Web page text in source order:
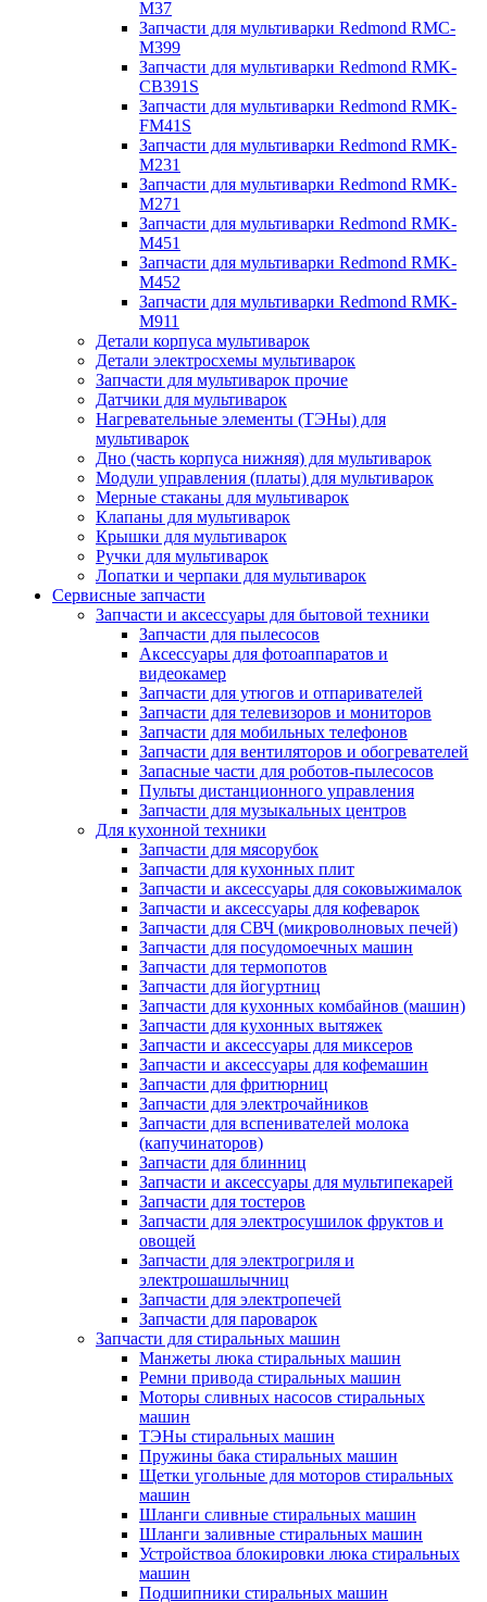
M37
Запчасти для мультиварки Redmond RMC-
M399
Запчасти для мультиварки Redmond RMK-
CB391S
Запчасти для мультиварки Redmond RMK-
FM41S
Запчасти для мультиварки Redmond RMK-
M231
Запчасти для мультиварки Redmond RMK-
M271
Запчасти для мультиварки Redmond RMK-
M451
Запчасти для мультиварки Redmond RMK-
M452
Запчасти для мультиварки Redmond RMK-
M911
Детали корпуса мультиварок
Детали электросхемы мультиварок
Запчасти для мультиварок прочие
Датчики для мультиварок
Нагревательные элементы (ТЭНы) для
мультиварок
Дно (часть корпуса нижняя) для мультиварок
Модули управления (платы) для мультиварок
Мерные стаканы для мультиварок
Клапаны для мультиварок
Крышки для мультиварок
Ручки для мультиварок
Лопатки и черпаки для мультиварок
Сервисные запчасти
Запчасти и аксессуары для бытовой техники
Запчасти для пылесосов
Аксессуары для фотоаппаратов и
видеокамер
Запчасти для утюгов и отпаривателей
Запчасти для телевизоров и мониторов
Запчасти для мобильных телефонов
Запчасти для вентиляторов и обогревателей
Запасные части для роботов-пылесосов
Пульты дистанционного управления
Запчасти для музыкальных центров
Для кухонной техники
Запчасти для мясорубок
Запчасти для кухонных плит
Запчасти и аксессуары для соковыжималок
Запчасти и аксессуары для кофеварок
Запчасти для СВЧ (микроволновых печей)
Запчасти для посудомоечных машин
Запчасти для термопотов
Запчасти для йогуртниц
Запчасти для кухонных комбайнов (машин)
Запчасти для кухонных вытяжек
Запчасти и аксессуары для миксеров
Запчасти и аксессуары для кофемашин
Запчасти для фритюрниц
Запчасти для электрочайников
Запчасти для вспенивателей молока
(капучинаторов)
Запчасти для блинниц
Запчасти и аксессуары для мультипекарей
Запчасти для тостеров
Запчасти для электросушилок фруктов и
овощей
Запчасти для электрогриля и
электрошашлычниц
Запчасти для электропечей
Запчасти для пароварок
Запчасти для стиральных машин
Манжеты люка стиральных машин
Ремни привода стиральных машин
Моторы сливных насосов стиральных
машин
ТЭНы стиральных машин
Пружины бака стиральных машин
Щетки угольные для моторов стиральных
машин
Шланги сливные стиральных машин
Шланги заливные стиральных машин
Устройствоа блокировки люка стиральных
машин
Подшипники стиральных машин